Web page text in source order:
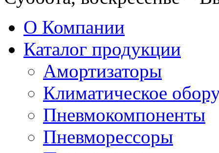
О Компании
Каталог продукции
Амортизаторы
Климатическое
Пневмокомпоненты
Пневморессоры